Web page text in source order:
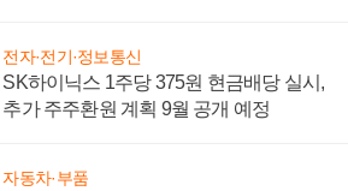
전자·전기·정보통신
SK하이닉스 1주당 375원 현금배당 실시,
추가 주주환원 계획 9월 공개 예정
자동차·부품